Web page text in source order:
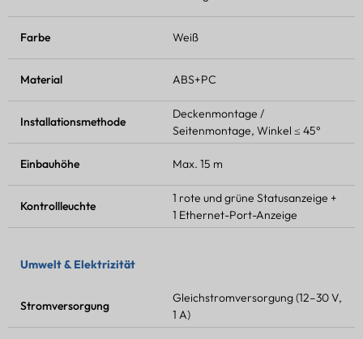
Farbe Weiß
Material ABS+PC
Installationsmethode
Deckenmontage /
Seitenmontage, Winkel ≤ 45°
Einbauhöhe Max. 15 m
Kontrollleuchte
1 rote und grüne Statusanzeige +
1 Ethernet-Port-Anzeige
Umwelt & Elektrizität
Stromversorgung
Gleichstromversorgung (12–30 V,
1 A)